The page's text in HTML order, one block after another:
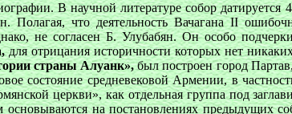
В научной литературе собор датируется
что деятельность Вачагана II
не согласен Б. Улубабян. Он особо
для отрицания историчности которых нет
страны Алуанк»,был построен город
состояние средневековой Армении, в
церкви», как отдельная группа под
на постановлениях предыдущих